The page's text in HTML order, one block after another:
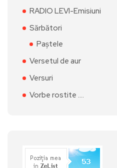
RADIO LEVI-Emisiuni
Sărbători
Paștele
Versetul de aur
Versuri
Vorbe rostite ….